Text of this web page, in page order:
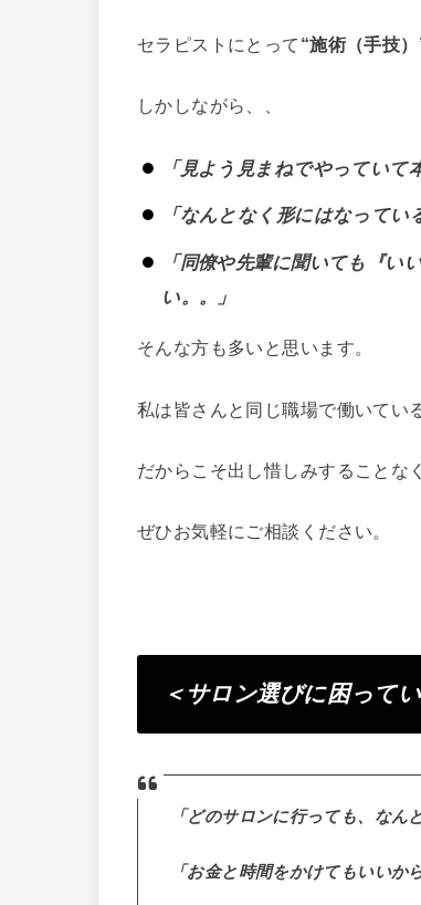
セラピストにとって “施術（手技）
しかしながら、、
「見よう見まねでやっていて
「なんとなく形にはなってい
「同僚や先輩に聞いても『
い。。」
そんな方も多いと思います。
私は皆さんと同じ職場で働いてい
だからこそ出し惜しみすることな
ぜひお気軽にご相談ください。
＜サロン選びに困って
「どのサロンに行っても、なん
「お金と時間をかけてもいいか